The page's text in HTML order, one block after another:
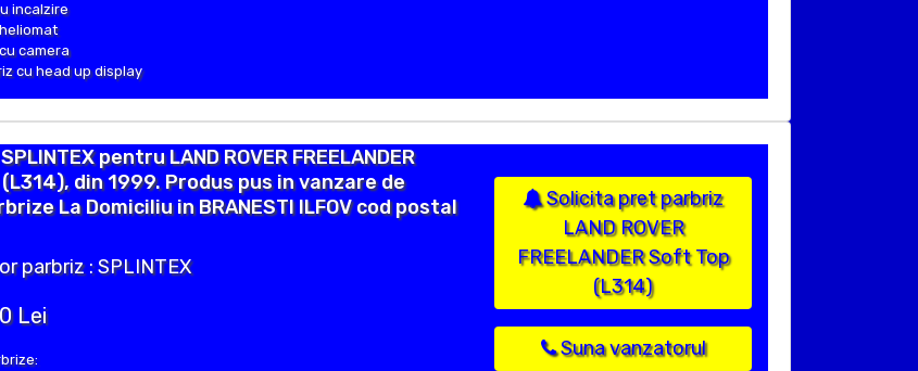
incalzire
camera
cu head up display
pentru LAND ROVER FREELANDER
din 1999. Produs pus in vanzare de
La Domiciliu in BRANESTI ILFOV cod postal
parbriz : SPLINTEX
Lei
Solicita pret parbriz
LAND ROVER
FREELANDER Soft Top
(L314)
Suna vanzatorul